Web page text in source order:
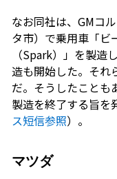
なお同社は、GMコ
タ市）で乗用車「ビ
（Spark）」を製造
造も開始した。それ
だ。そうしたことも
製造を終了する旨を
ス短信参照）。
マツダ